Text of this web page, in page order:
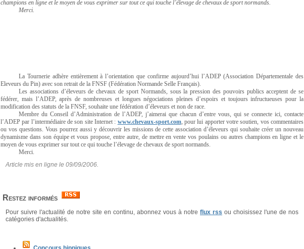
champions en ligne et le moyen de vous exprimer sur tout ce qui touche l’élevage de chevaux de sport normands.
Merci.
La Tournerie adhère entièrement à l’orientation que confirme aujourd’hui l’ADEP (Association Départementale des
Eleveurs du Pin) avec son retrait de la FNSF (Fédération Normande Selle Français).
Les associations d’éleveurs de chevaux de sport Normands, sous la pression des pouvoirs publics acceptent de se
fédérer, mais l’ADEP, après de nombreuses et longues négociations pleines d’espoirs et toujours infructueuses pour la
modification des statuts de la FNSF, souhaite une fédération d’éleveurs et non de race.
Membre du Conseil d’Administration de l’ADEP, j’aimerai que chacun d’entre vous, qui se connecte ici, contacte
l’ADEP par l’intermédiaire de son site Internet : www.chevaux-sport.com, pour lui apporter votre soutien, vos commentaires
ou vos questions. Vous pourrez aussi y découvrir les missions de cette association d’éleveurs qui souhaite créer un nouveau
dynamisme dans son équipe et vous propose, entre autre, de mettre en vente vos poulains ou autres champions en ligne et le
moyen de vous exprimer sur tout ce qui touche l’élevage de chevaux de sport normands.
Merci.
Article mis en ligne le 09/09/2006.
Restez informés
Pour suivre l'actualité de notre site en continu, abonnez vous à notre flux rss ou choisissez l'une de nos
catégories d'actualités.